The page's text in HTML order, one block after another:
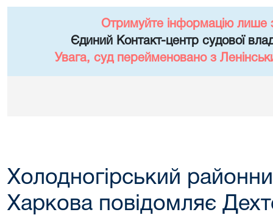
Отримуйте інформацію лише
Єдиний Контакт-центр судової
Увага, суд перейменовано з
Холодногірський
Харкова повідомляє